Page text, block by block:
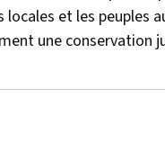
et les peuples
une conservation